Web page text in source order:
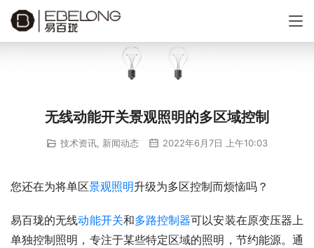
无线动能开关景观照明的多区域控制
技术资讯 新闻动态 2022年6月7日 上午10:03
您还在为将单区景观照明升级为多区控制而烦恼吗？
易百珑的无线动能开关和多路控制器可以安装在原变压器上
单独控制照明，专注于某些特定区域的照明，节约能源。通